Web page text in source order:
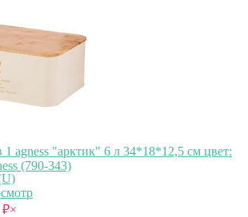
agness "арктик" 6 л 34*18*12,5 см цвет:
(790-343)
₽×